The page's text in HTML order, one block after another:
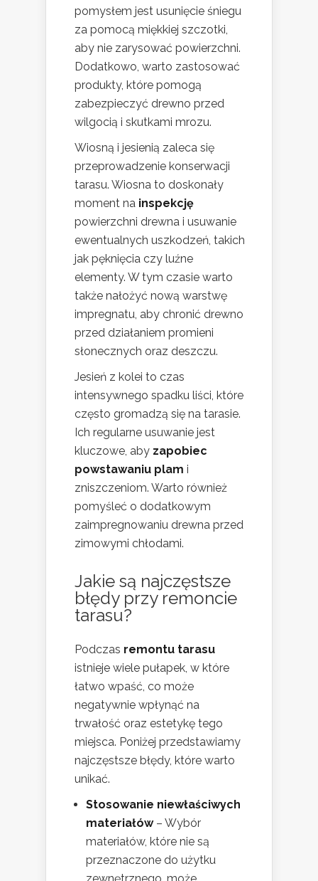
pomysłem jest usunięcie śniegu
za pomocą miękkiej szczotki,
aby nie zarysować powierzchni.
Dodatkowo, warto zastosować
produkty, które pomogą
zabezpieczyć drewno przed
wilgocią i skutkami mrozu.
Wiosną i jesienią zaleca się
przeprowadzenie konserwacji
tarasu. Wiosna to doskonały
moment na inspekcję
powierzchni drewna i usuwanie
ewentualnych uszkodzeń, takich
jak pęknięcia czy luźne
elementy. W tym czasie warto
także nałożyć nową warstwę
impregnatu, aby chronić drewno
przed działaniem promieni
słonecznych oraz deszczu.
Jesień z kolei to czas
intensywnego spadku liści, które
często gromadzą się na tarasie.
Ich regularne usuwanie jest
kluczowe, aby zapobiec
powstawaniu plam i
zniszczeniom. Warto również
pomyśleć o dodatkowym
zaimpregnowaniu drewna przed
zimowymi chłodami.
Jakie są najczęstsze
błędy przy remoncie
tarasu?
Podczas remontu tarasu
istnieje wiele pułapek, w które
łatwo wpaść, co może
negatywnie wpłynąć na
trwałość oraz estetykę tego
miejsca. Poniżej przedstawiamy
najczęstsze błędy, które warto
unikać.
Stosowanie niewłaściwych
materiałów– Wybór
materiałów, które nie są
przeznaczone do użytku